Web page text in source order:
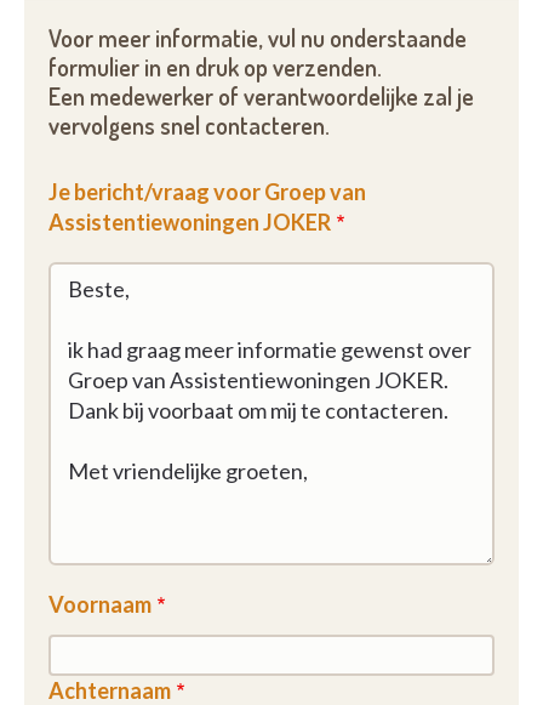
Voor meer informatie, vul nu onderstaande
formulier in en druk op verzenden.
Een medewerker of verantwoordelijke zal je
vervolgens snel contacteren.
Je bericht/vraag voor Groep van
Assistentiewoningen JOKER
Voornaam
Achternaam